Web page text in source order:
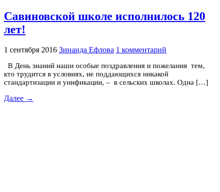
Савиновской школе исполнилось 120
лет!
1 сентября 2016 Зинаида Ефлова 1 комментарий
В День знаний наши особые поздравления и пожелания тем,
кто трудится в условиях, не поддающихся никакой
стандартизации и унификации, – в сельских школах. Одна […]
Далее →